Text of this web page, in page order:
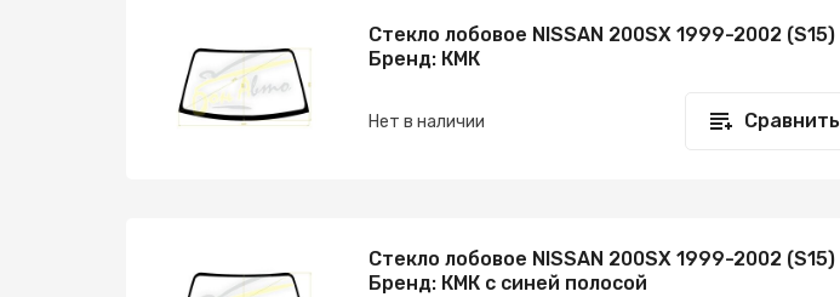
Стекло лобовое NISSAN 200SX 1999-2002 (S15)
Бренд: КМК
Нет в наличии Сравнить
Стекло лобовое NISSAN 200SX 1999-2002 (S15)
Бренд: КМК с синей полосой